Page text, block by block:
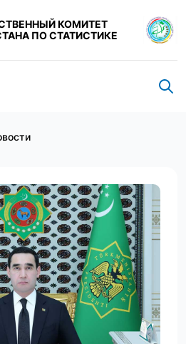
КОМИТЕТ
ПО СТАТИСТИКЕ